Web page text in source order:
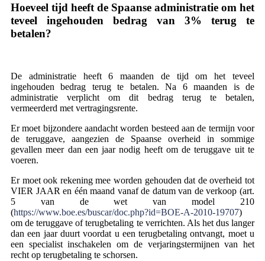
Hoeveel tijd heeft de Spaanse administratie om het
teveel ingehouden bedrag van 3% terug te
betalen?
De administratie heeft 6 maanden de tijd om het teveel
ingehouden bedrag terug te betalen. Na 6 maanden is de
administratie verplicht om dit bedrag terug te betalen,
vermeerderd met vertragingsrente.
Er moet bijzondere aandacht worden besteed aan de termijn voor
de teruggave, aangezien de Spaanse overheid in sommige
gevallen meer dan een jaar nodig heeft om de teruggave uit te
voeren.
Er moet ook rekening mee worden gehouden dat de overheid tot
VIER JAAR en één maand vanaf de datum van de verkoop (art.
5 van de wet van model 210
(https://www.boe.es/buscar/doc.php?id=BOE-A-2010-19707)
om de teruggave of terugbetaling te verrichten. Als het dus langer
dan een jaar duurt voordat u een terugbetaling ontvangt, moet u
een specialist inschakelen om de verjaringstermijnen van het
recht op terugbetaling te schorsen.